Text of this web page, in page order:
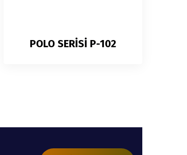
POLO SERİSİ P-102